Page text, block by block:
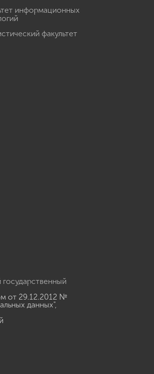
информационных
факультет
от 29.12.2012 №
данных",